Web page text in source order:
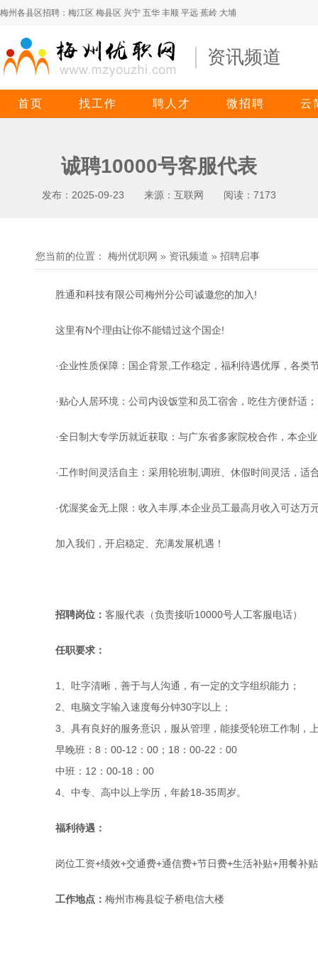
梅州各县区招聘： 梅江区 梅县区 兴宁 五华 丰顺 平远 蕉岭 大埔
资讯频道
首页 找工作 聘人才 微招聘 云
诚聘10000号客服代表
发布：2025-09-23 来源：互联网 阅读：7173
您当前的位置： 梅州优职网 » 资讯频道 » 招聘启事
胜通和科技有限公司梅州分公司诚邀您的加入!
这里有N个理由让你不能错过这个国企!
·企业性质保障：国企背景,工作稳定，福利待遇优厚，各类
·贴心人居环境：公司内设饭堂和员工宿舍，吃住方便舒适；
·全日制大专学历就近获取：与广东省多家院校合作，本企
·工作时间灵活自主：采用轮班制,调班、休假时间灵活，适
·优渥奖金无上限：收入丰厚,本企业员工最高月收入可达万
加入我们，开启稳定、充满发展机遇！
招聘岗位： 客服代表（负责接听10000号人工客服电话）
任职要求：
1、吐字清晰，善于与人沟通，有一定的文字组织能力；
2、电脑文字输入速度每分钟30字以上；
3、具有良好的服务意识，服从管理，能接受轮班工作制，
早晚班：8：00-12：00；18：00-22：00
中班：12：00-18：00
4、中专、高中以上学历，年龄18-35周岁。
福利待遇：
岗位工资+绩效+交通费+通信费+节日费+生活补贴+用餐补
工作地点： 梅州市梅县锭子桥电信大楼